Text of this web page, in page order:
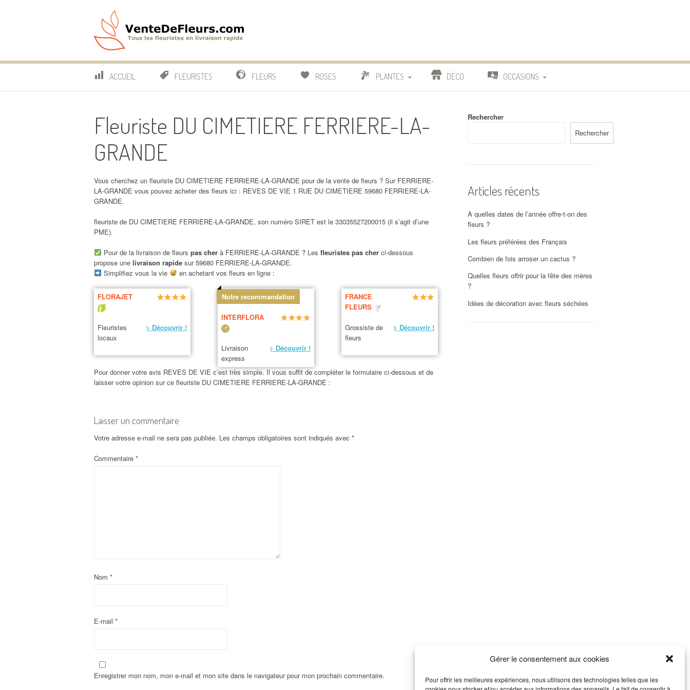
Gérer le consentement aux cookies
Pour offrir les meilleures expériences, nous utilisons des technologies telles que les
VenteDeFleurs.com
ACCUEIL FLEURISTES FLEURS ROSES PLANTES
CACTUS
DÉCO OCCASIONS
Fleuriste DU CIMETIERE FERRIERE-LA-
GRANDE
Vous cherchez un fleuriste DU CIMETIERE FERRIERE-LA-GRANDE pour de la vente de fleurs ? Sur FERRIERE-
LA-GRANDE vous pouvez acheter des fleurs ici : REVES DE VIE 1 RUE DU CIMETIERE 59680 FERRIERE-LA-
GRANDE.
fleuriste de DU CIMETIERE FERRIERE-LA-GRANDE, son numéro SIRET est le 33035527200015 (il s’agit d’une
PME).
Pour de la livraison de fleurs pas cherà FERRIERE-LA-GRANDE ? Les fleuristes pas cher ci-dessous
propose une livraison rapide sur 59680 FERRIERE-LA-GRANDE.
Simplifiez vous la vie
en achetant vos fleurs en ligne :
FLORAJET
Fleuristes
locaux
> Découvrir !
Notre recommandation
INTERFLORA
Livraison
express
> Découvrir !
FRANCE
FLEURS
Grossiste de
fleurs
> Découvrir !
Pour donner votre avis REVES DE VIE c’est très simple. Il vous suffit de compléter le formulaire ci-dessous et de
laisser votre opinion sur ce fleuriste DU CIMETIERE FERRIERE-LA-GRANDE :
Laisser un commentaire
Votre adresse e-mail ne sera pas publiée. Les champs obligatoires sont indiqués avec *
Commentaire *
Nom *
E-mail *
Enregistrer mon nom, mon e-mail et mon site dans le navigateur pour mon prochain commentaire.
Rechercher
Rechercher
Articles récents
A quelles dates de l’année offre-t-on des
fleurs ?
Les fleurs préférées des Français
Combien de fois arroser un cactus ?
Quelles fleurs offrir pour la fête des mères
?
Idées de décoration avec fleurs séchées